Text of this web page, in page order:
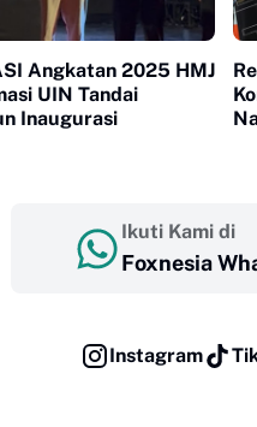
Angkatan 2025 HMJ
UIN Tandai
Inaugurasi
Ikuti Kami di
Foxnesia
Instagram